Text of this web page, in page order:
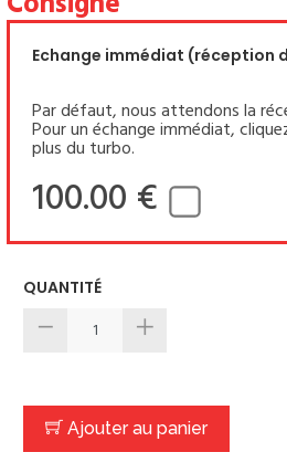
Echange immédiat (réception
Par défaut, nous attendons la
Pour un échange immédiat,
plus du turbo.
100.00 €
QUANTITÉ
Ajouter au panier